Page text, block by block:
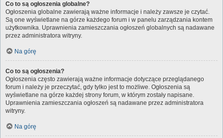
Co to są ogłoszenia globalne?
Ogłoszenia globalne zawierają ważne informacje i należy zawsze je czytać.
Są one wyświetlane na górze każdego forum i w panelu zarządzania kontem
użytkownika. Uprawnienia zamieszczania ogłoszeń globalnych są nadawane
przez administratora witryny.
Na górę
Co to są ogłoszenia?
Ogłoszenia często zawierają ważne informacje dotyczące przeglądanego
forum i należy je przeczytać, gdy tylko jest to możliwe. Ogłoszenia są
wyświetlane na górze każdej strony forum, w którym zostały napisane.
Uprawnienia zamieszczania ogłoszeń są nadawane przez administratora
witryny.
Na górę